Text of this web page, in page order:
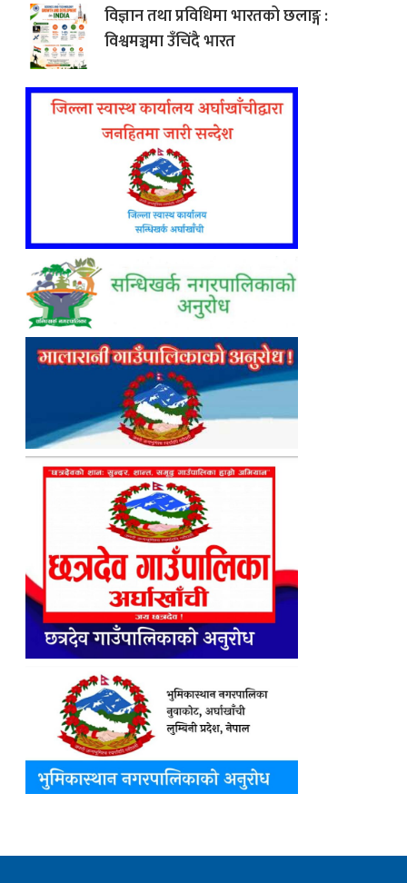
विज्ञान तथा प्रविधिमा भारतको छलाङ्ग :
विश्वमञ्चमा उँचिंदै भारत